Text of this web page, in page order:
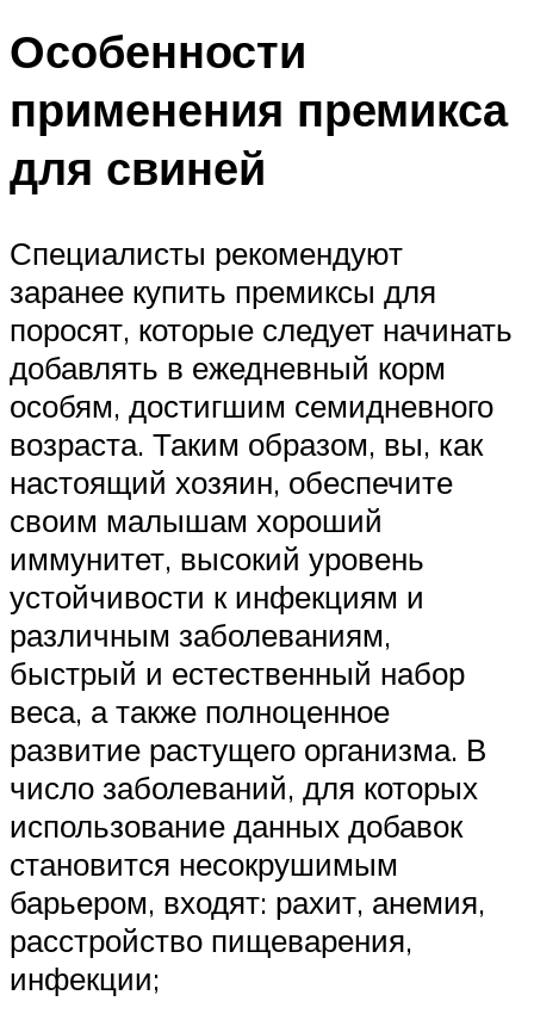
Особенности
применения премикса
для свиней
Специалисты рекомендуют
заранее купить премиксы для
поросят, которые следует начинать
добавлять в ежедневный корм
особям, достигшим семидневного
возраста. Таким образом, вы, как
настоящий хозяин, обеспечите
своим малышам хороший
иммунитет, высокий уровень
устойчивости к инфекциям и
различным заболеваниям,
быстрый и естественный набор
веса, а также полноценное
развитие растущего организма. В
число заболеваний, для которых
использование данных добавок
становится несокрушимым
барьером, входят: рахит, анемия,
расстройство пищеварения,
инфекции;